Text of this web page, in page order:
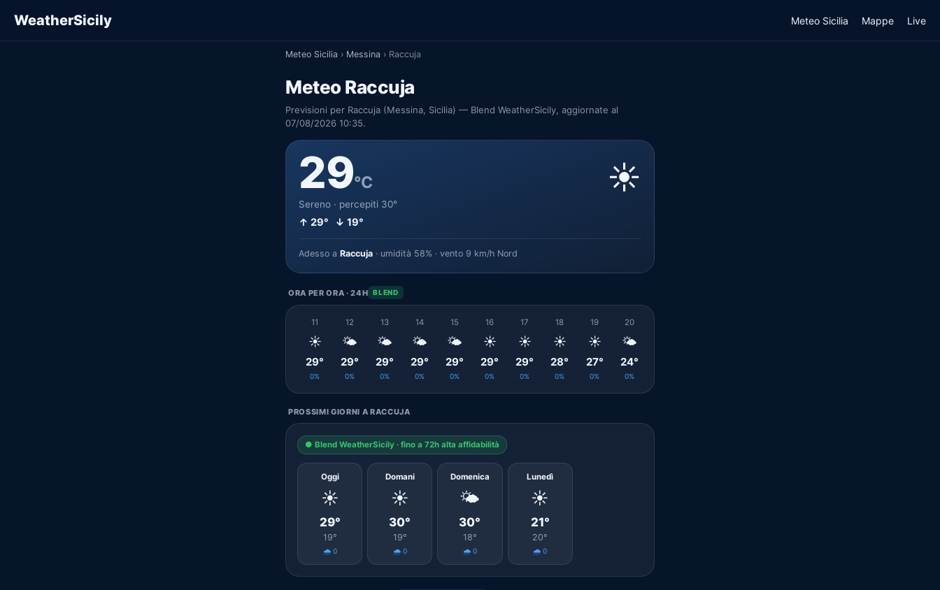
WeatherSicily Meteo Sicilia Mappe Live
Meteo Sicilia › Messina › Raccuja
Meteo Raccuja
Previsioni per Raccuja (Messina, Sicilia) — Blend WeatherSicily, aggiornate al
07/08/2026 10:35.
29°C
Sereno · percepiti 30°
↑ 29° ↓ 19°
☀️
Adesso a Raccuja · umidità 58% · vento 9 km/h Nord
ORA PER ORA · 24H BLEND
11
☀️
29°
0%
12
🌤️
29°
0%
13
🌤️
29°
0%
14
🌤️
29°
0%
15
🌤️
29°
0%
16
☀️
29°
0%
17
☀️
29°
0%
18
☀️
28°
0%
19
☀️
27°
0%
20
🌤️
24°
0%
PROSSIMI GIORNI A RACCUJA
● Blend WeatherSicily · fino a 72h alta affidabilità
Oggi
☀️
29°
19°
🌧️ 0
Domani
☀️
30°
19°
🌧️ 0
Domenica
🌤️
30°
18°
🌧️ 0
Lunedì
☀️
21°
20°
🌧️ 0